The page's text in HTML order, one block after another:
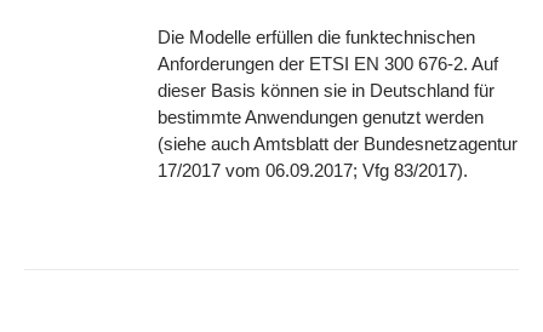
Die Modelle erfüllen die funktechnischen
Anforderungen der ETSI EN 300 676-2. Auf
dieser Basis können sie in Deutschland für
bestimmte Anwendungen genutzt werden
(siehe auch Amtsblatt der Bundesnetzagentur
17/2017 vom 06.09.2017; Vfg 83/2017).